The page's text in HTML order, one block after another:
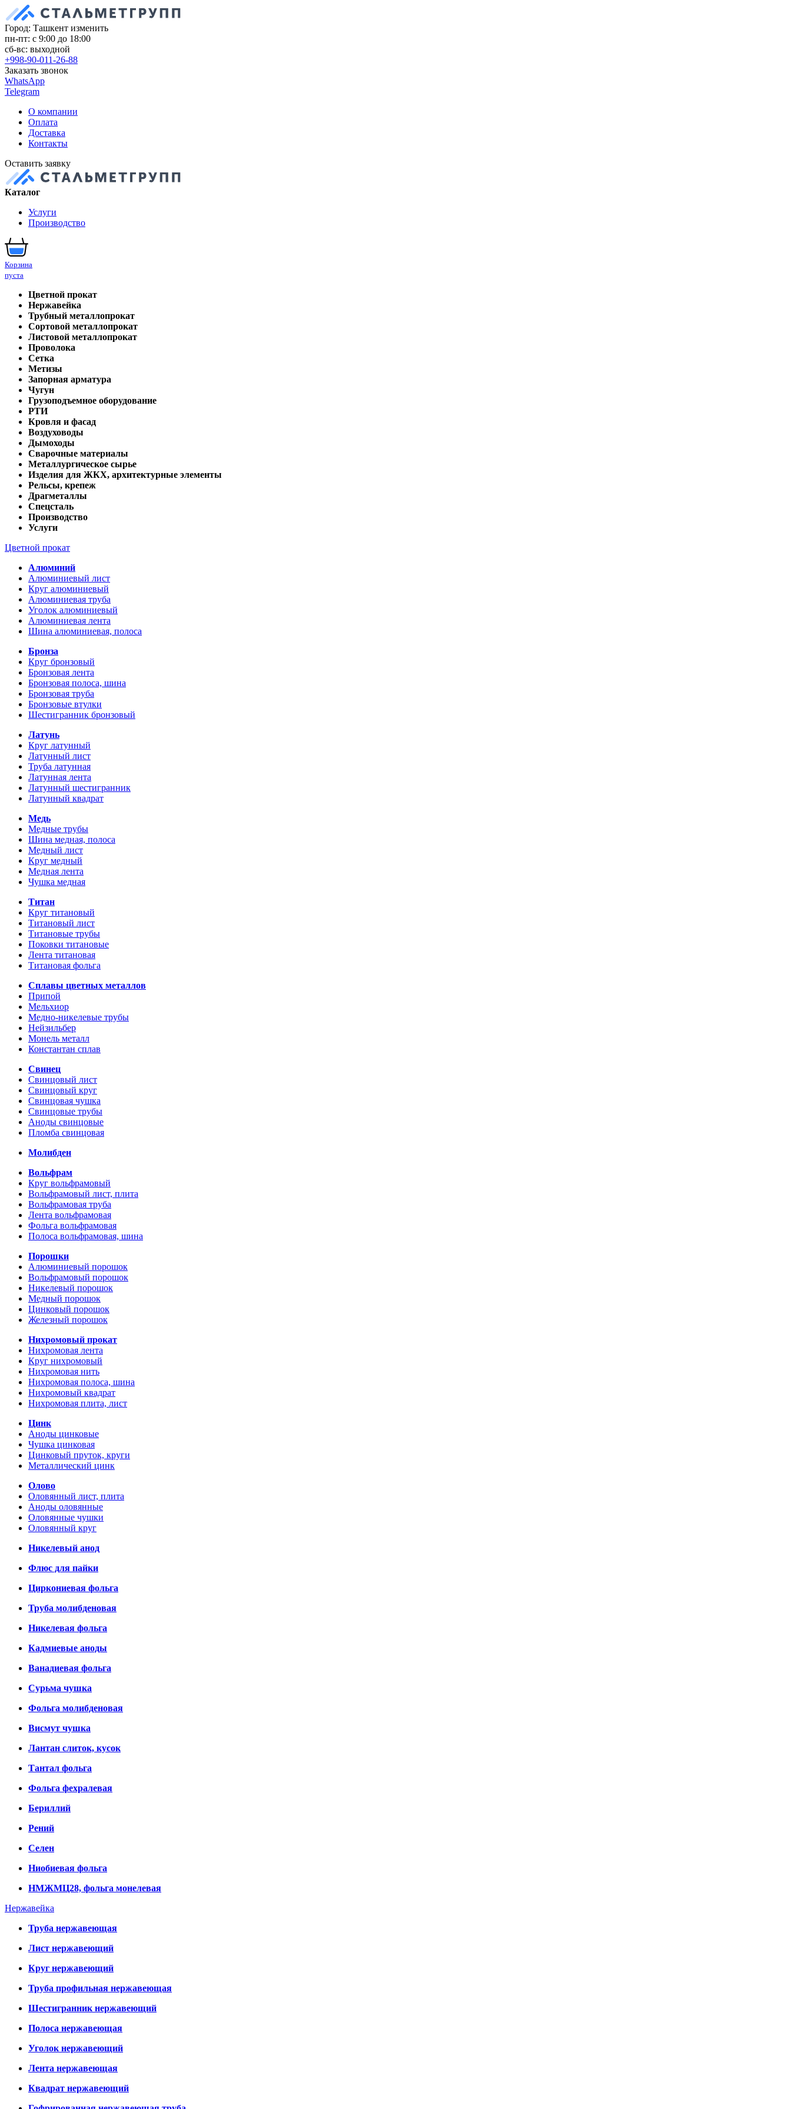
Город: Ташкент изменить
пн-пт: с 9:00 до 18:00
сб-вс: выходной
+998-90-011-26-88
Заказать звонок
WhatsApp
Telegram
О компании
Оплата
Доставка
Контакты
Оставить заявку
Каталог
Услуги
Производство
Корзина
пуста
Цветной прокат
Нержавейка
Трубный металлопрокат
Сортовой металлопрокат
Листовой металлопрокат
Проволока
Сетка
Метизы
Запорная арматура
Чугун
Грузоподъемное оборудование
РТИ
Кровля и фасад
Воздуховоды
Дымоходы
Сварочные материалы
Металлургическое сырье
Изделия для ЖКХ, архитектурные элементы
Рельсы, крепеж
Драгметаллы
Спецсталь
Производство
Услуги
Цветной прокат
Алюминий
Алюминиевый лист
Круг алюминиевый
Алюминиевая труба
Уголок алюминиевый
Алюминиевая лента
Шина алюминиевая, полоса
Бронза
Круг бронзовый
Бронзовая лента
Бронзовая полоса, шина
Бронзовая труба
Бронзовые втулки
Шестигранник бронзовый
Латунь
Круг латунный
Латунный лист
Труба латунная
Латунная лента
Латунный шестигранник
Латунный квадрат
Медь
Медные трубы
Шина медная, полоса
Медный лист
Круг медный
Медная лента
Чушка медная
Титан
Круг титановый
Титановый лист
Титановые трубы
Поковки титановые
Лента титановая
Титановая фольга
Сплавы цветных металлов
Припой
Мельхиор
Медно-никелевые трубы
Нейзильбер
Монель металл
Константан сплав
Свинец
Свинцовый лист
Свинцовый круг
Свинцовая чушка
Свинцовые трубы
Аноды свинцовые
Пломба свинцовая
Молибден
Вольфрам
Круг вольфрамовый
Вольфрамовый лист, плита
Вольфрамовая труба
Лента вольфрамовая
Фольга вольфрамовая
Полоса вольфрамовая, шина
Порошки
Алюминиевый порошок
Вольфрамовый порошок
Никелевый порошок
Медный порошок
Цинковый порошок
Железный порошок
Нихромовый прокат
Нихромовая лента
Круг нихромовый
Нихромовая нить
Нихромовая полоса, шина
Нихромовый квадрат
Нихромовая плита, лист
Цинк
Аноды цинковые
Чушка цинковая
Цинковый пруток, круги
Металлический цинк
Олово
Оловянный лист, плита
Аноды оловянные
Оловянные чушки
Оловянный круг
Никелевый анод
Флюс для пайки
Циркониевая фольга
Труба молибденовая
Никелевая фольга
Кадмиевые аноды
Ванадиевая фольга
Сурьма чушка
Фольга молибденовая
Висмут чушка
Лантан слиток, кусок
Тантал фольга
Фольга фехралевая
Бериллий
Рений
Селен
Ниобиевая фольга
НМЖМЦ28, фольга монелевая
Нержавейка
Труба нержавеющая
Лист нержавеющий
Круг нержавеющий
Труба профильная нержавеющая
Шестигранник нержавеющий
Полоса нержавеющая
Уголок нержавеющий
Лента нержавеющая
Квадрат нержавеющий